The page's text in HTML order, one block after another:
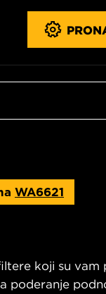
WA6621
koji su
poderanje